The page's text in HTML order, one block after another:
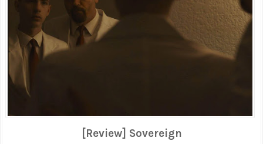
[Review] Sovereign